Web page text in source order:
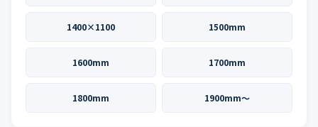
1400×1100 1500mm
1600mm 1700mm
1800mm 1900mm〜